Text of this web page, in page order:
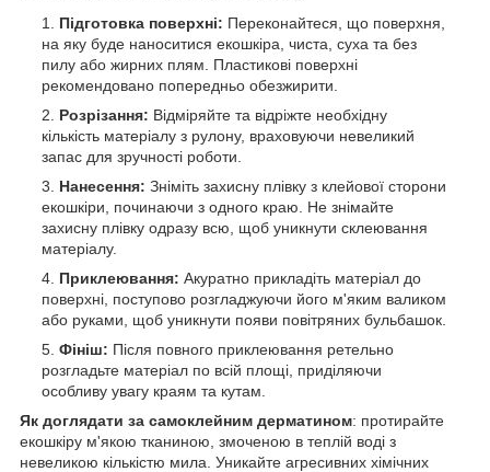
Підготовка поверхні: Переконайтеся, що поверхня,
на яку буде наноситися екошкіра, чиста, суха та без
пилу або жирних плям. Пластикові поверхні
рекомендовано попередньо обезжирити.
Розрізання: Відміряйте та відріжте необхідну
кількість матеріалу з рулону, враховуючи невеликий
запас для зручності роботи.
Нанесення: Зніміть захисну плівку з клейової сторони
екошкіри, починаючи з одного краю. Не знімайте
захисну плівку одразу всю, щоб уникнути склеювання
матеріалу.
Приклеювання: Акуратно прикладіть матеріал до
поверхні, поступово розгладжуючи його м'яким валиком
або руками, щоб уникнути появи повітряних бульбашок.
Фініш: Після повного приклеювання ретельно
розгладьте матеріал по всій площі, приділяючи
особливу увагу краям та кутам.
Як доглядати за самоклейним дерматином: протирайте
екошкіру м'якою тканиною, змоченою в теплій воді з
невеликою кількістю мила. Уникайте агресивних хімічних